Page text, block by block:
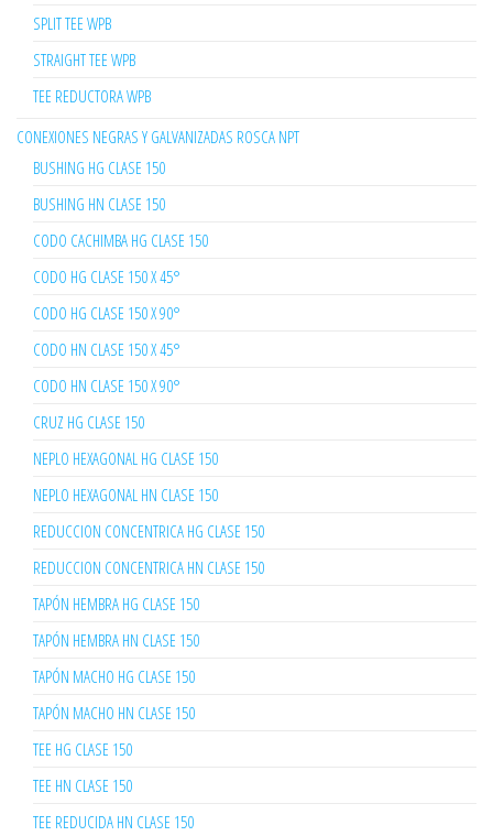
SPLIT TEE WPB
STRAIGHT TEE WPB
TEE REDUCTORA WPB
CONEXIONES NEGRAS Y GALVANIZADAS ROSCA NPT
BUSHING HG CLASE 150
BUSHING HN CLASE 150
CODO CACHIMBA HG CLASE 150
CODO HG CLASE 150 X 45°
CODO HG CLASE 150 X 90°
CODO HN CLASE 150 X 45°
CODO HN CLASE 150 X 90°
CRUZ HG CLASE 150
NEPLO HEXAGONAL HG CLASE 150
NEPLO HEXAGONAL HN CLASE 150
REDUCCION CONCENTRICA HG CLASE 150
REDUCCION CONCENTRICA HN CLASE 150
TAPÓN HEMBRA HG CLASE 150
TAPÓN HEMBRA HN CLASE 150
TAPÓN MACHO HG CLASE 150
TAPÓN MACHO HN CLASE 150
TEE HG CLASE 150
TEE HN CLASE 150
TEE REDUCIDA HN CLASE 150